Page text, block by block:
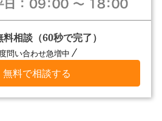
相談（60秒で完了）
問い合わせ急増中
無料で相談する